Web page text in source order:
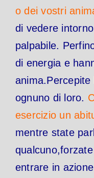
o dei vostri
di vedere
palpabile.
di energia e
ognuno di loro.
esercizio un
mentre state
entrare in